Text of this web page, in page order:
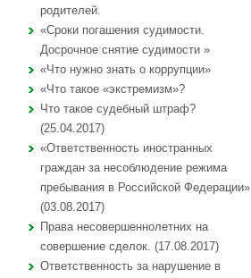
родителей.
«Сроки погашения судимости.
Досрочное снятие судимости »
«Что нужно знать о коррупции»
«Что такое «экстремизм»?
Что такое судебный штраф?
(25.04.2017)
«Ответственность иностранных
граждан за несоблюдение режима
пребывания в Российской Федерации»
(03.08.2017)
Права несовершеннолетних на
совершение сделок. (17.08.2017)
Ответственность за нарушение в